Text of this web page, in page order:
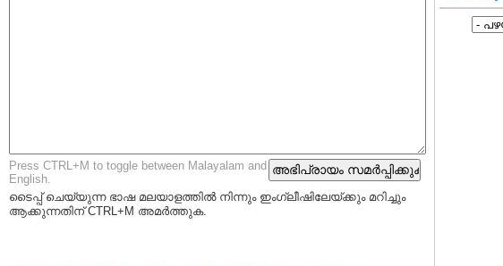
Press CTRL+M to toggle between Malayalam and
English.
ടൈപ്പ്‌ ചെയ്യുന്ന ഭാഷ മലയാളത്തില്‍ നിന്നും ഇംഗ്ലീഷിലേയ്ക്കും മറിച്ചും
ആക്കുന്നതിന് CTRL+M അമര്‍ത്തുക.